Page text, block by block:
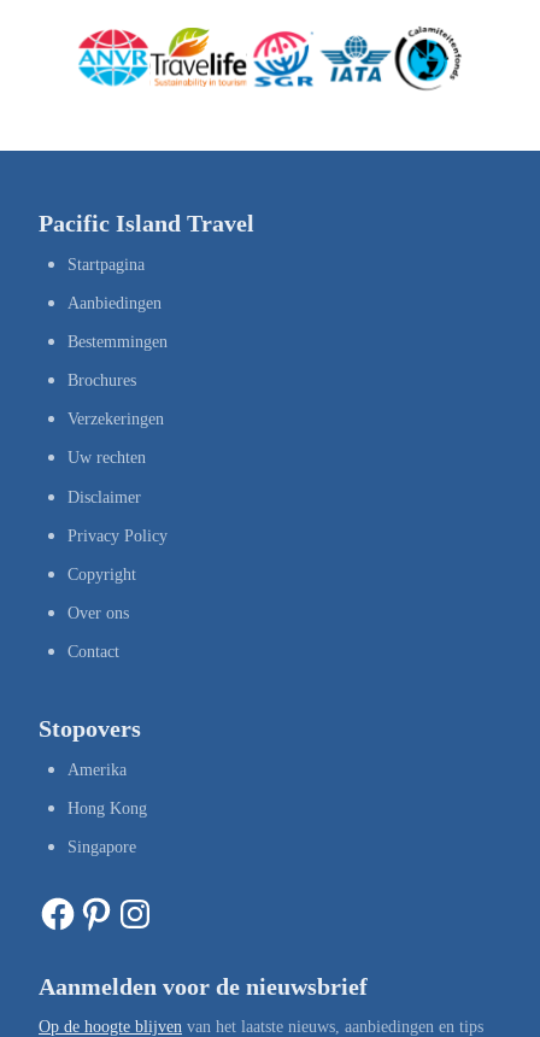
Pacific Island Travel
Startpagina
Aanbiedingen
Bestemmingen
Brochures
Verzekeringen
Uw rechten
Disclaimer
Privacy Policy
Copyright
Over ons
Contact
Stopovers
Amerika
Hong Kong
Singapore
Facebook Pinterest Instagram
Aanmelden voor de nieuwsbrief
Op de hoogte blijven van het laatste nieuws, aanbiedingen en tips